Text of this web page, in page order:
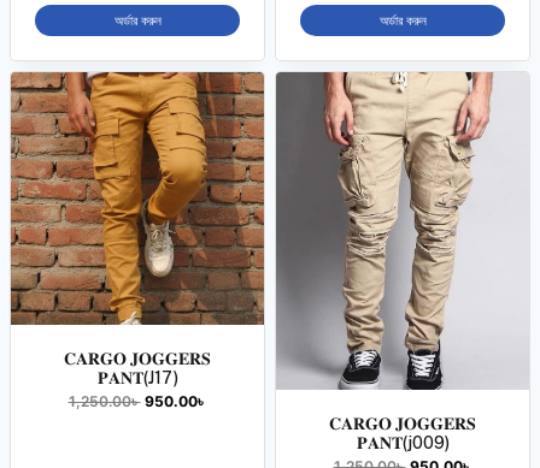
অর্ডার করুন অর্ডার করুন
𝐂𝐀𝐑𝐆𝐎 𝐉𝐎𝐆𝐆𝐄𝐑𝐒
𝐏𝐀𝐍𝐓(J17)
1,250.00৳ 950.00৳
𝐂𝐀𝐑𝐆𝐎 𝐉𝐎𝐆𝐆𝐄𝐑𝐒
𝐏𝐀𝐍𝐓(j009)